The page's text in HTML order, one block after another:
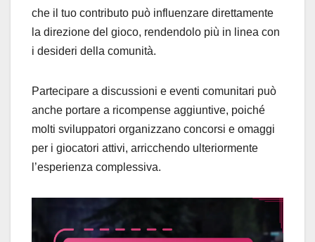
che il tuo contributo può influenzare direttamente
la direzione del gioco, rendendolo più in linea con
i desideri della comunità.
Partecipare a discussioni e eventi comunitari può
anche portare a ricompense aggiuntive, poiché
molti sviluppatori organizzano concorsi e omaggi
per i giocatori attivi, arricchendo ulteriormente
l’esperienza complessiva.